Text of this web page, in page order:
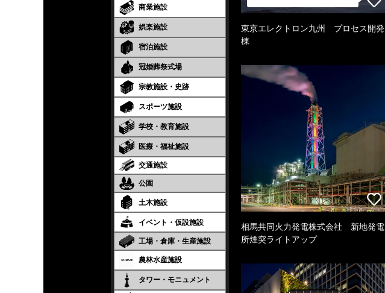
商業施設
娯楽施設
宿泊施設
冠婚葬祭式場
宗教施設・史跡
スポーツ施設
学校・教育施設
医療・福祉施設
交通施設
公園
土木施設
イベント・仮設施設
工場・倉庫・生産施設
農林水産施設
タワー・モニュメント
東京エレクトロン九州 プロセス開発
棟
相馬共同火力発電株式会社 新地発電
所煙突ライトアップ